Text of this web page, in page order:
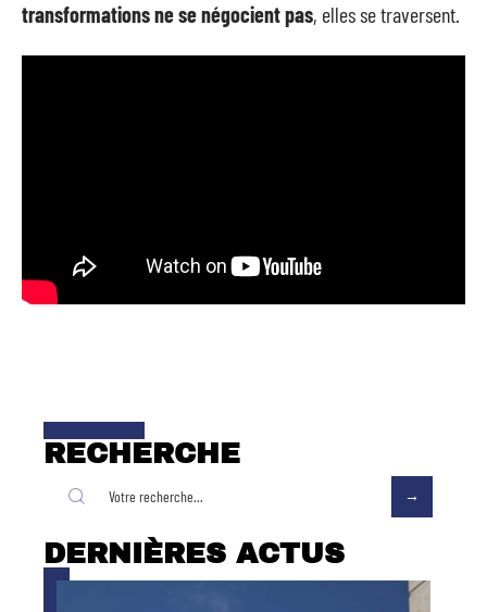
transformations ne se négocient pas, elles se traversent.
RECHERCHE
DERNIÈRES ACTUS